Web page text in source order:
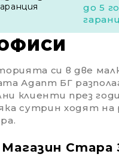
до 5
си в две
Адапт БГ
клиенти през
сутрин ходят
Магазин Стара